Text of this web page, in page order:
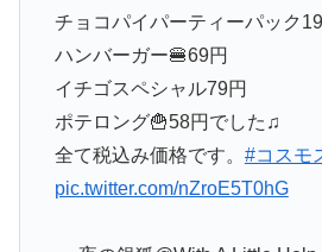
チョコパイパーティーパック
ハンバーガー🍔69円
イチゴスペシャル79円
ポテロング🍟58円でした♫
全て税込み価格です。 #コスモ
pic.twitter.com/nZroE5T0hG